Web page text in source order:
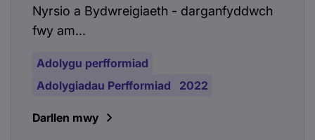
Nyrsio a Bydwreigiaeth - darganfyddwch
fwy am...
Adolygu perfformiad
Adolygiadau Perfformiad
2022
Darllen mwy